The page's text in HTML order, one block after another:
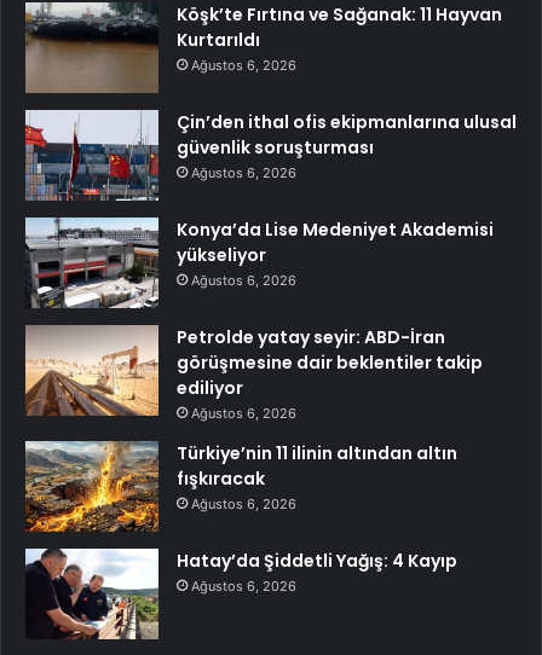
Köşk’te Fırtına ve Sağanak: 11 Hayvan
Kurtarıldı
Ağustos 6, 2026
Çin’den ithal ofis ekipmanlarına ulusal
güvenlik soruşturması
Ağustos 6, 2026
Konya’da Lise Medeniyet Akademisi
yükseliyor
Ağustos 6, 2026
Petrolde yatay seyir: ABD-İran
görüşmesine dair beklentiler takip
ediliyor
Ağustos 6, 2026
Türkiye’nin 11 ilinin altından altın
fışkıracak
Ağustos 6, 2026
Hatay’da Şiddetli Yağış: 4 Kayıp
Ağustos 6, 2026